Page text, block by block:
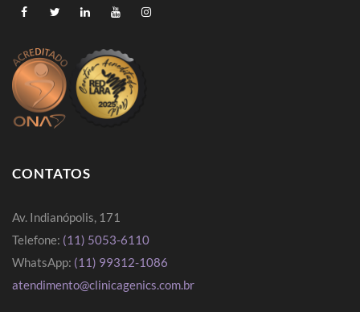
CONTATOS
Av. Indianópolis, 171
Telefone: (11) 5053-6110
WhatsApp: (11) 99312-1086
atendimento@clinicagenics.com.br